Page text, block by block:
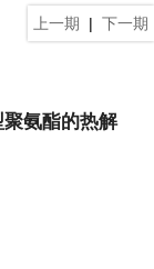
上一期 | 下一期
氨酯的热解